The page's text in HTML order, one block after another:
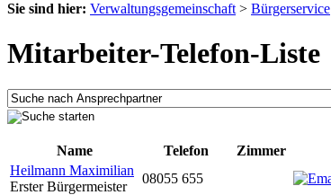
Sie sind hier: Verwaltungsgemeinschaft > Bürgerservice
Mitarbeiter-Telefon-Liste
Name
Telefon Zimmer
Heilmann Maximilian
Erster Bürgermeister
08055 655